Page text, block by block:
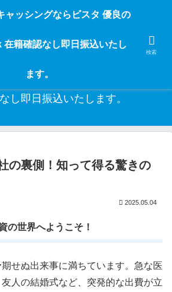
ビスタなら24時間365日 在籍確認なしで借りれる
率97％！仕事をしている人ならブラックでも給料
ヶ月融資で借りられるから安心！
シングならビスタ 優良の即日融資
し即日振込いたします。
の裏側！知って得る驚きの
2025.05.04
の世界へようこそ！
せぬ出来事に満ちています。急な医
人の結婚式など、突発的な出費が立
ャッシングならビスタ 優良の
在籍確認なし即日振込いたし
ます。
検索